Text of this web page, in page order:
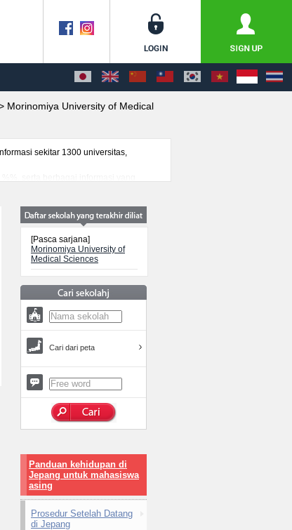
Morinomiya University of Medical
sekitar 1300 universitas,
serta berbagai informasi yang
[Pasca sarjana]
Morinomiya University of
Medical Sciences
Cari dari peta
Panduan kehidupan di
Jepang untuk mahasiswa
asing
Prosedur Setelah Datang
di Jepang